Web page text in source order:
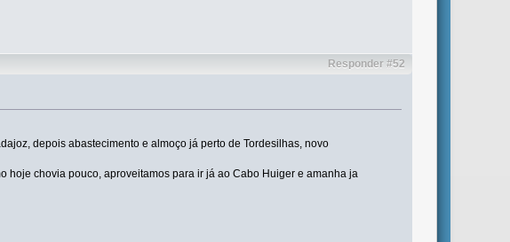
Responder #52
depois abastecimento e almoço já perto de Tordesilhas, novo
chovia pouco, aproveitamos para ir já ao Cabo Huiger e amanha ja